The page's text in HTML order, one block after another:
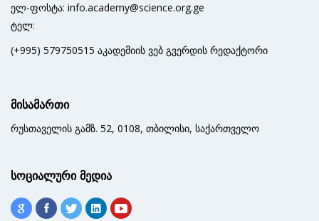
ელ-ფოსტა: info.academy@science.org.ge
ტელ:
(+995) 579750515 აკადემიის ვებ გვერდის რედაქტორი
მისამართი
რუსთაველის გამზ. 52, 0108, თბილისი, საქართველო
სოციალური მედია